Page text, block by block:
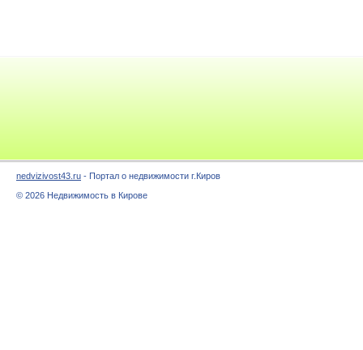
nedvizivost43.ru - Портал о недвижимости г.Киров
© 2026 Недвижимость в Кирове